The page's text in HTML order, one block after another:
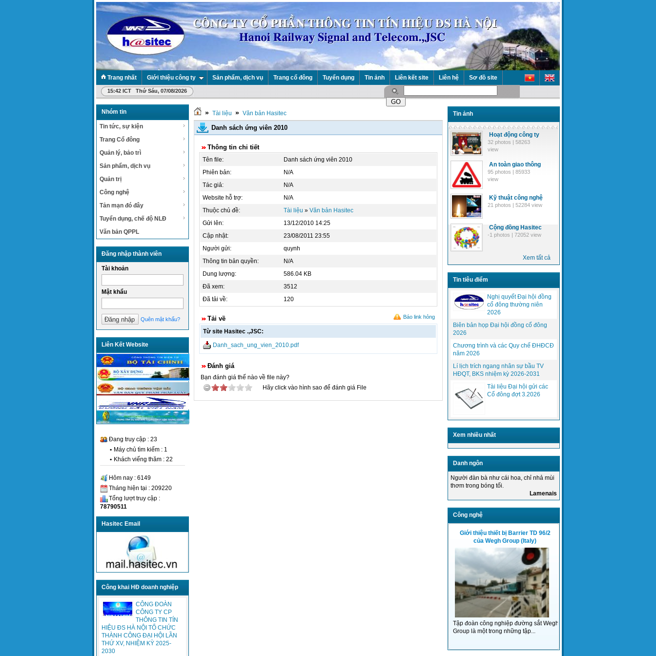
Trang nhất Giới thiệu công ty Sản phẩm, dịch vụ Trang cổ đông Tuyển dụng Tin ảnh Liên kết site Liên hệ Sơ đồ site
15:42 ICT Thứ Sáu, 07/08/2026
Nhóm tin
Tin tức, sự kiện
Trang Cổ đông
Quản lý, bảo trì
Sản phẩm, dịch vụ
Quản trị
Công nghệ
Tản mạn đó đây
Tuyển dụng, chế độ NLĐ
Văn bản QPPL
Đăng nhập thành viên
Tài khoản
Mật khẩu
Quên mật khẩu?
Liên Kết Website
Đang truy cập : 23
• Máy chủ tìm kiếm : 1
• Khách viếng thăm : 22
Hôm nay : 6149
Tháng hiện tại : 209220
Tổng lượt truy cập :
78790511
Hasitec Email
Công khai HĐ doanh nghiệp
CÔNG ĐOÀN
CÔNG TY CP
THÔNG TIN TÍN
HIỆU ĐS HÀ NỘI TỔ CHỨC
THÀNH CÔNG ĐẠI HỘI LẦN
THỨ XV, NHIỆM KỲ 2025-
2030
» Tài liệu » Văn bản Hasitec
Danh sách ứng viên 2010
Thông tin chi tiết
Tên file:
Danh sách ứng viên 2010
Phiên bản:
N/A
Tác giả:
N/A
Website hỗ trợ:
N/A
Thuộc chủ đề:
Tài liệu » Văn bản Hasitec
Gửi lên:
13/12/2010 14:25
Cập nhật:
23/08/2011 23:55
Người gửi:
quynh
Thông tin bản quyền:
N/A
Dung lượng:
586.04 KB
Đã xem:
3512
Đã tải về:
120
Báo link hỏng
Tải về
Từ site Hasitec .,JSC:
Danh_sach_ung_vien_2010.pdf
Đánh giá
Bạn đánh giá thế nào về file này?
Hãy click vào hình sao để đánh giá File
Tin ảnh
Hoạt động công ty
32 photos | 58263
view
An toàn giao thông
95 photos | 85933
view
Kỹ thuật công nghệ
21 photos | 52284 view
Cộng đồng Hasitec
-1 photos | 72052 view
Xem tất cả
Tin tiêu điểm
Nghị quyết Đại hội đồng
cổ đông thường niên
2026
Biên bản họp Đại hội đồng cổ đông
2026
Chương trình và các Quy chế ĐHĐCĐ
năm 2026
Lí lịch trích ngang nhân sự bầu TV
HĐQT, BKS nhiệm kỳ 2026-2031
Tài liệu Đại hội gửi các
Cổ đông đợt 3.2026
Xem nhiều nhất
Danh ngôn
Người đàn bà như cái hoa, chỉ nhả mùi
thơm trong bóng tối.
Lamenais
Công nghệ
Giới thiệu giải pháp công nghệ
CBTC-URBALIS của Alstom
Alstom Transport nhà chuyên gia, người
đi tiên phong trong các...
Giới thiệu công nghệ SelTrac-CBTC
của Thales Group
THALES GROUP là một trong những tập
đoàn công nghiệp hàng đầu thế...
Giới thiệu thiết bị Barrier TD 96/2
của Wegh Group (Italy)
Tập đoàn công nghiệp đường sắt Wegh
Group là một trong những tập...
Mạng 4G và những ưu thế vượt trội